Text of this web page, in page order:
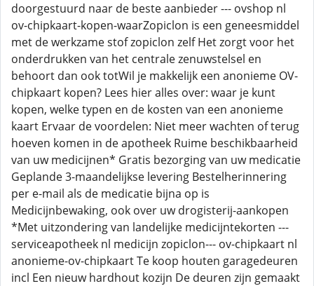
doorgestuurd naar de beste aanbieder --- ovshop nl
ov-chipkaart-kopen-waarZopiclon is een geneesmiddel
met de werkzame stof zopiclon zelf Het zorgt voor het
onderdrukken van het centrale zenuwstelsel en
behoort dan ook totWil je makkelijk een anonieme OV-
chipkaart kopen? Lees hier alles over: waar je kunt
kopen, welke typen en de kosten van een anonieme
kaart Ervaar de voordelen: Niet meer wachten of terug
hoeven komen in de apotheek Ruime beschikbaarheid
van uw medicijnen* Gratis bezorging van uw medicatie
Geplande 3-maandelijkse levering Bestelherinnering
per e-mail als de medicatie bijna op is
Medicijnbewaking, ook over uw drogisterij-aankopen
*Met uitzondering van landelijke medicijntekorten ---
serviceapotheek nl medicijn zopiclon--- ov-chipkaart nl
anonieme-ov-chipkaart Te koop houten garagedeuren
incl Een nieuw hardhout kozijn De deuren zijn gemaakt